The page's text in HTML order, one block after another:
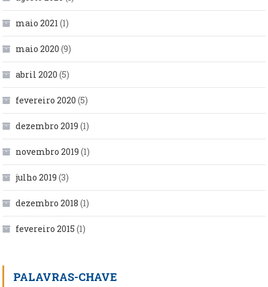
maio 2021 (1)
maio 2020 (9)
abril 2020 (5)
fevereiro 2020 (5)
dezembro 2019 (1)
novembro 2019 (1)
julho 2019 (3)
dezembro 2018 (1)
fevereiro 2015 (1)
PALAVRAS-CHAVE